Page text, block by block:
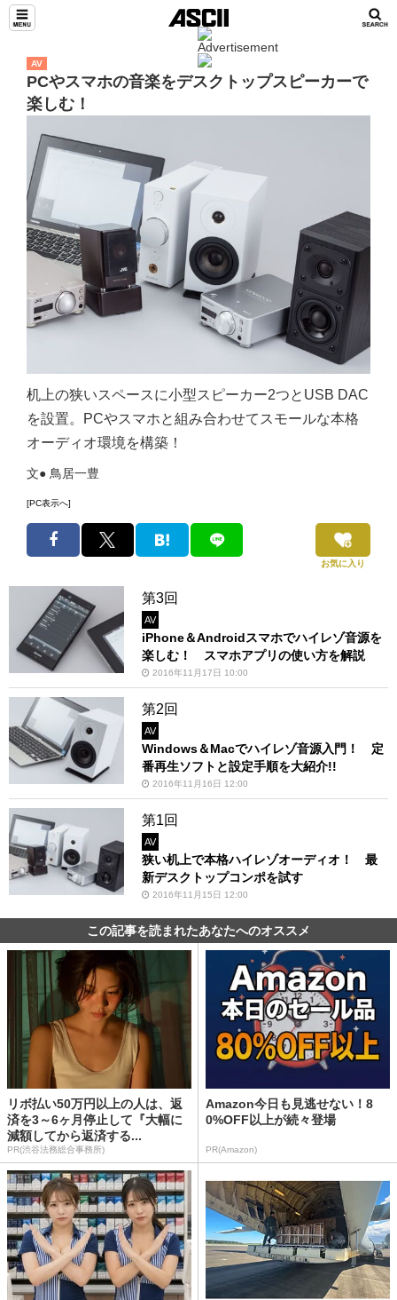
AV
PCやスマホの音楽をデスクトップスピーカーで
楽しむ！
机上の狭いスペースに小型スピーカー2つとUSB DAC
を設置。PCやスマホと組み合わせてスモールな本格
オーディオ環境を構築！
文● 鳥居一豊
[PC表示へ]
お気に入り
第3回
AV
iPhone＆Androidスマホでハイレゾ音源を
楽しむ！ スマホアプリの使い方を解説
2016年11月17日 10:00
第2回
AV
Windows＆Macでハイレゾ音源入門！ 定
番再生ソフトと設定手順を大紹介!!
2016年11月16日 12:00
第1回
AV
狭い机上で本格ハイレゾオーディオ！ 最
新デスクトップコンポを試す
2016年11月15日 12:00
この記事を読まれたあなたへのオススメ
リボ払い50万円以上の人は、返
済を3～6ヶ月停止して『大幅に
減額してから返済する...
PR(渋谷法務総合事務所)
Amazon今日も見逃せない！8
0%OFF以上が続々登場
PR(Amazon)